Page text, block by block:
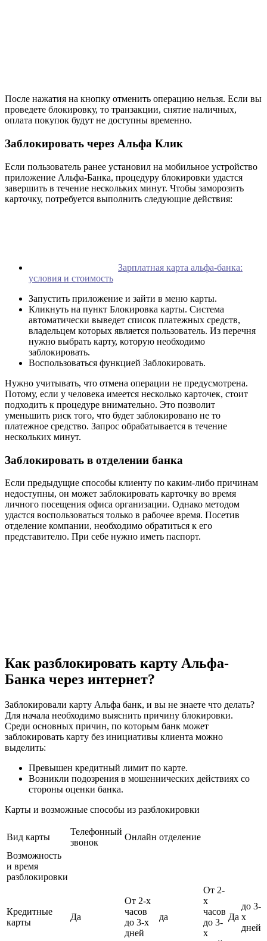
После нажатия на кнопку отменить операцию нельзя. Если вы
проведете блокировку, то транзакции, снятие наличных,
оплата покупок будут не доступны временно.
Заблокировать через Альфа Клик
Если пользователь ранее установил на мобильное устройство
приложение Альфа-Банка, процедуру блокировки удастся
завершить в течение нескольких минут. Чтобы заморозить
карточку, потребуется выполнить следующие действия:
Зарплатная карта альфа-банка:
условия и стоимость
Запустить приложение и зайти в меню карты.
Кликнуть на пункт Блокировка карты. Система
автоматически выведет список платежных средств,
владельцем которых является пользователь. Из перечня
нужно выбрать карту, которую необходимо
заблокировать.
Воспользоваться функцией Заблокировать.
Нужно учитывать, что отмена операции не предусмотрена.
Потому, если у человека имеется несколько карточек, стоит
подходить к процедуре внимательно. Это позволит
уменьшить риск того, что будет заблокировано не то
платежное средство. Запрос обрабатывается в течение
нескольких минут.
Заблокировать в отделении банка
Если предыдущие способы клиенту по каким-либо причинам
недоступны, он может заблокировать карточку во время
личного посещения офиса организации. Однако методом
удастся воспользоваться только в рабочее время. Посетив
отделение компании, необходимо обратиться к его
представителю. При себе нужно иметь паспорт.
Как разблокировать карту Альфа-
Банка через интернет?
Заблокировали карту Альфа банк, и вы не знаете что делать?
Для начала необходимо выяснить причину блокировки.
Среди основных причин, по которым банк может
заблокировать карту без инициативы клиента можно
выделить:
Превышен кредитный лимит по карте.
Возникли подозрения в мошеннических действиях со
стороны оценки банка.
Карты и возможные способы из разблокировки
Вид карты
Телефонный
звонок
Онлайн отделение
Возможность
и время
разблокировки
Кредитные
карты
Да
От 2-х
часов
до 3-х
дней
да
От 2-
х
часов
до 3-
х
Да
до 3-
х
дней